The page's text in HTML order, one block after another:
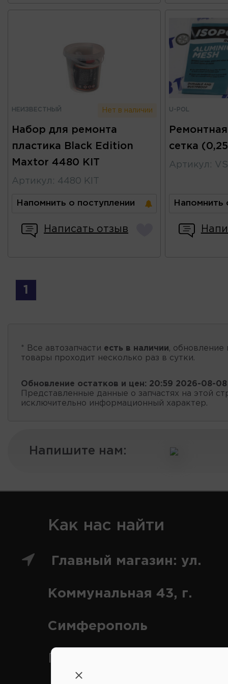
НЕИЗВЕСТНЫЙ Нет в наличии
Набор для ремонта
пластика Black Edition
Maxtor 4480 KIT
Артикул : 4480 KIT
Напомнить о поступлении
Написать отзыв
U-POL
сетка
Артикул :
Напомнить
1
* Все автозапчасти есть в наличии, обновление
товары проходит несколько раз в сутки.
Обновление остатков и цен: 20:59 2026-08-08
Представленные данные о запчастях на этой
исключительно информационный характер.
Напишите нам:
Как нас найти
Главный магазин: ул.
Коммунальная 43, г.
Симферополь